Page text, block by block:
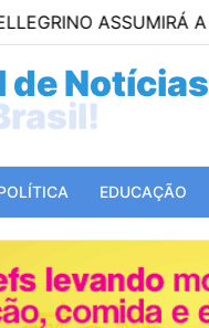
A CORTE
de Notícias
EDUCAÇÃO